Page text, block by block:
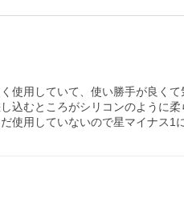
使用していて、使い勝手が良くて
込むところがシリコンのように柔
使用していないので星マイナス1